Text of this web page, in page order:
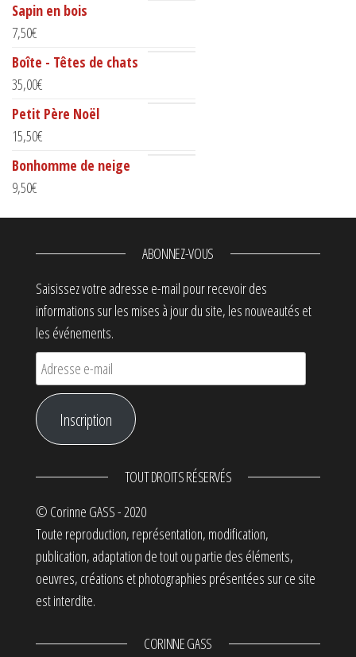
Sapin en bois
7,50€
Boîte - Têtes de chats
35,00€
Petit Père Noël
15,50€
Bonhomme de neige
9,50€
ABONNEZ-VOUS
Saisissez votre adresse e-mail pour recevoir des
informations sur les mises à jour du site, les nouveautés et
les événements.
Adresse e-mail
Inscription
TOUT DROITS RÉSERVÉS
© Corinne GASS - 2020
Toute reproduction, représentation, modification,
publication, adaptation de tout ou partie des éléments,
oeuvres, créations et photographies présentées sur ce site
est interdite.
CORINNE GASS